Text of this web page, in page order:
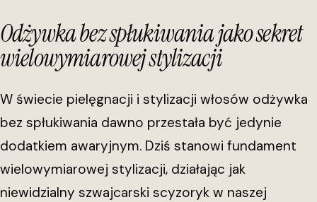
Odżywka bez spłukiwania jako sekret
wielowymiarowej stylizacji
W świecie pielęgnacji i stylizacji włosów odżywka
bez spłukiwania dawno przestała być jedynie
dodatkiem awaryjnym. Dziś stanowi fundament
wielowymiarowej stylizacji, działając jak
niewidzialny szwajcarski scyzoryk w naszej